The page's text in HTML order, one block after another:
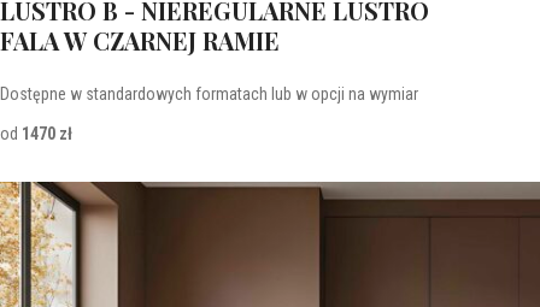
LUSTRO B - NIEREGULARNE LUSTRO
FALA W CZARNEJ RAMIE
Dostępne w standardowych formatach lub w opcji na wymiar
od 1470 zł